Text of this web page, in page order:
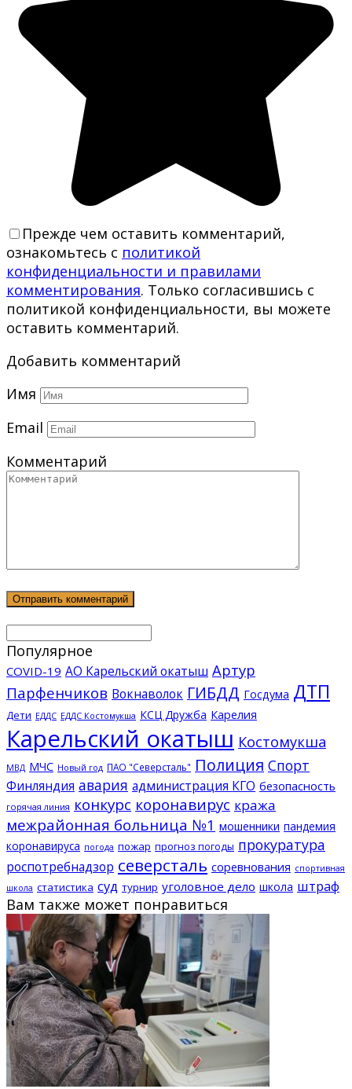
Прежде чем оставить комментарий,
ознакомьтесь с политикой
конфиденциальности и правилами
комментирования. Только согласившись с
политикой конфиденциальности, вы можете
оставить комментарий.
Добавить комментарий
Имя
Email
Комментарий
Популярное
COVID-19 АО Карельский окатыш Артур
Парфенчиков Вокнаволок ГИБДД Госдума ДТП
Дети ЕДДС ЕДДС Костомукша КСЦ Дружба Карелия
Карельский окатыш Костомукша
МВД МЧС Новый год ПАО "Северсталь" Полиция Спорт
Финляндия авария администрация КГО безопасность
горячая линия конкурс коронавирус кража
межрайонная больница №1 мошенники пандемия
коронавируса погода пожар прогноз погоды прокуратура
роспотребнадзор северсталь соревнования спортивная
школа статистика суд турнир уголовное дело школа штраф
Вам также может понравиться